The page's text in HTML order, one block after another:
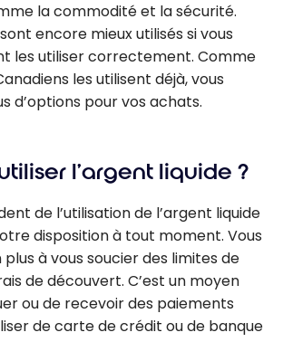
la commodité et la sécurité.
encore mieux utilisés si vous
les utiliser correctement. Comme
les utilisent déjà, vous
d’options pour vos achats.
l’argent liquide ?
de l’utilisation de l’argent liquide
disposition à tout moment. Vous
plus à vous soucier des limites de
de découvert. C’est un moyen
ou de recevoir des paiements
de carte de crédit ou de banque